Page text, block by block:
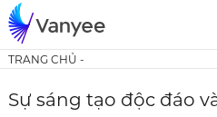
TRANG CHỦ -
Sự sáng tạo độc đáo